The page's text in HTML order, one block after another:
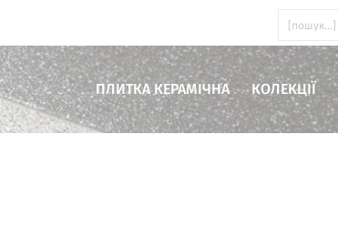
ПЛИТКА КЕРАМІЧНА КОЛЕКЦІЇ